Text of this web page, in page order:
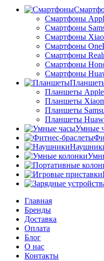
Смартфоны
Смартфоны
Смартфоны
Смартфоны
Смартфоны
Смартфоны
Смартфоны
Планшеты Apple
Планшеты
Планшеты
Планшеты
Умные
Главная
Бренды
Доставка
Оплата
Блог
О нас
Контакты